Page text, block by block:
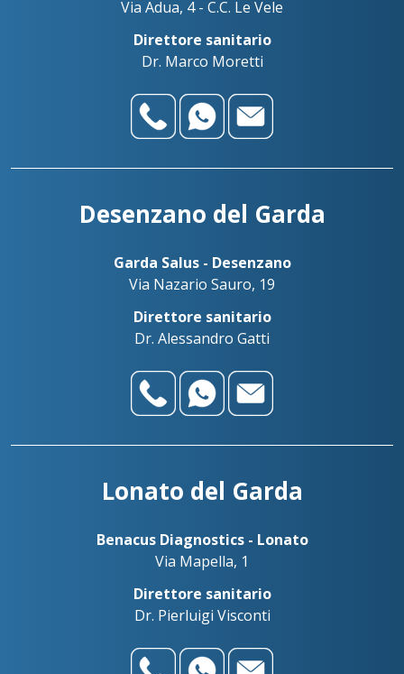
Via Adua, 4 - C.C. Le Vele
Direttore sanitario
Dr. Marco Moretti
Desenzano del Garda
Garda Salus - Desenzano
Via Nazario Sauro, 19
Direttore sanitario
Dr. Alessandro Gatti
Lonato del Garda
Benacus Diagnostics - Lonato
Via Mapella, 1
Direttore sanitario
Dr. Pierluigi Visconti